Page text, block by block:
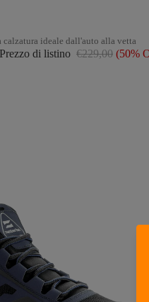
calzatura ideale dall'auto alla vetta
Prezzo di listino €229,00 (50%